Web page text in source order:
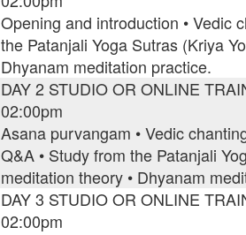
Opening and introduction • Vedic
the Patanjali Yoga Sutras (Kriya
Dhyanam meditation practice.
DAY 2 STUDIO OR ONLINE
02:00pm
Asana purvangam • Vedic
Q&A • Study from the Patanjali
meditation theory • Dhyanam
DAY 3 STUDIO OR ONLINE
02:00pm